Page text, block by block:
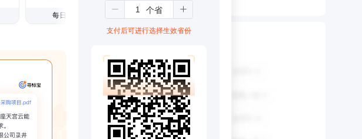
每日仅1.08元
支付后可进行选择生效省份